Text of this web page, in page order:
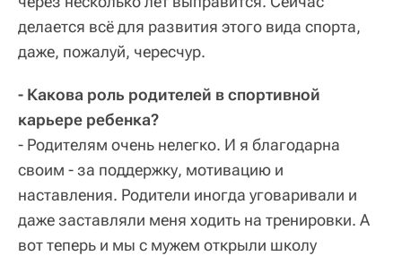
делается всё для развития этого вида спорта,
даже, пожалуй, чересчур.
- Какова роль родителей в спортивной
карьере ребенка?
- Родителям очень нелегко. И я благодарна
своим - за поддержку, мотивацию и
наставления. Родители иногда уговаривали и
даже заставляли меня ходить на тренировки. А
вот теперь и мы с мужем открыли школу